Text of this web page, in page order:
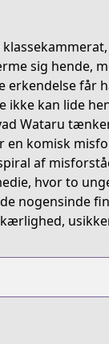
sig hende,
erkendelse
ikke kan lide
Wataru
en komisk
af
hvor to
nogensinde